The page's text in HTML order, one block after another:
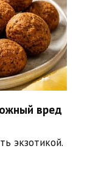
вред
экзотикой.